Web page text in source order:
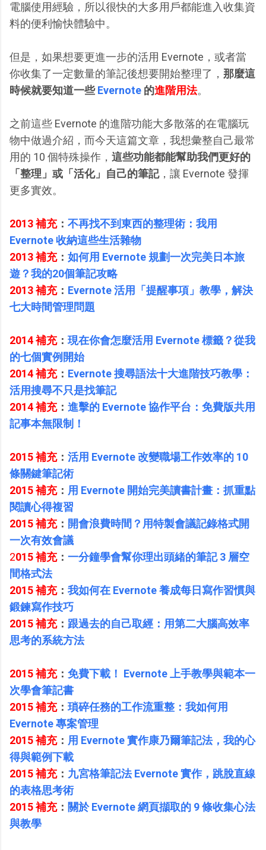
電腦使用經驗，所以很快的大多用戶都能進入收集資
料的便利愉快體驗中。
但是，如果想要更進一步的活用 Evernote，或者當
你收集了一定數量的筆記後想要開始整理了， 那麼這
時候就要知道一些Evernote 的進階用法。
之前這些 Evernote 的進階功能大多散落的在電腦玩
物中做過介紹，而今天這篇文章，我想彙整自己最常
用的 10 個特殊操作， 這些功能都能幫助我們更好的
「整理」或「活化」自己的筆記，讓 Evernote 發揮
更多實效。
2013 補充： 不再找不到東西的整理術：我用
Evernote 收納這些生活雜物
2013 補充： 如何用 Evernote 規劃一次完美日本旅
遊？我的20個筆記攻略
2013 補充： Evernote 活用「提醒事項」教學，解決
七大時間管理問題
2014 補充： 現在你會怎麼活用 Evernote 標籤？從我
的七個實例開始
2014 補充： Evernote 搜尋語法十大進階技巧教學：
活用搜尋不只是找筆記
2014 補充： 進擊的 Evernote 協作平台：免費版共用
記事本無限制！
2015 補充： 活用 Evernote 改變職場工作效率的 10
條關鍵筆記術
2015 補充： 用 Evernote 開始完美讀書計畫：抓重點
閱讀心得複習
2015 補充： 開會浪費時間？用特製會議記錄格式開
一次有效會議
2015 補充： 一分鐘學會幫你理出頭緒的筆記 3 層空
間格式法
2015 補充： 我如何在 Evernote 養成每日寫作習慣與
鍛鍊寫作技巧
2015 補充： 跟過去的自己取經：用第二大腦高效率
思考的系統方法
2015 補充： 免費下載！ Evernote 上手教學與範本一
次學會筆記書
2015 補充： 瑣碎任務的工作流重整：我如何用
Evernote 專案管理
2015 補充： 用 Evernote 實作康乃爾筆記法，我的心
得與範例下載
2015 補充： 九宮格筆記法 Evernote 實作，跳脫直線
的表格思考術
2015 補充： 關於 Evernote 網頁擷取的 9 條收集心法
與教學